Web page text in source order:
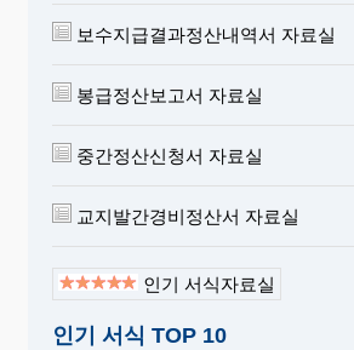
보수지급결과정산내역서 자료실
봉급정산보고서 자료실
중간정산신청서 자료실
교지발간경비정산서 자료실
인기 서식자료실
인기 서식 TOP 10